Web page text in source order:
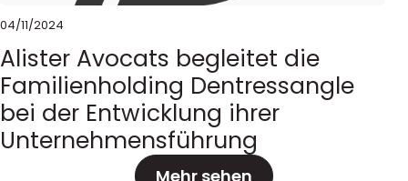
04/11/2024
Alister Avocats begleitet die
Familienholding Dentressangle
bei der Entwicklung ihrer
Unternehmensführung
Mehr sehen